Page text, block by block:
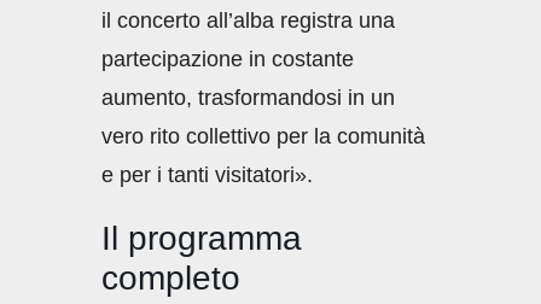
il concerto all’alba registra una
partecipazione in costante
aumento, trasformandosi in un
vero rito collettivo per la comunità
e per i tanti visitatori».
Il programma
completo